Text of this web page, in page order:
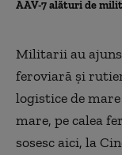
AAV-7 alături de
Militarii au
feroviară și
logistice de
mare, pe calea
sosesc aici, la